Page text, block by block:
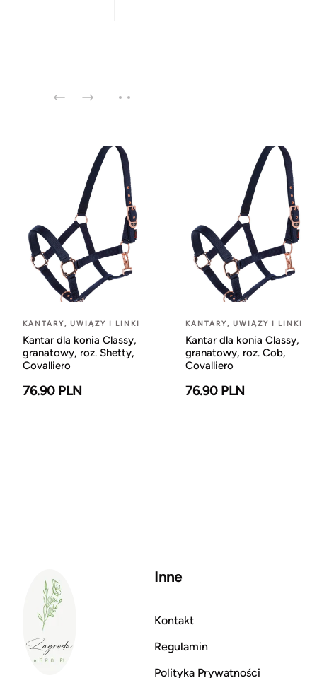
KANTARY, UWIĄZY I LINKI
Kantar dla konia Classy,
granatowy, roz. Shetty,
Covalliero
76.90 PLN
KANTARY, UWIĄZY I LINKI
Kantar dla konia Classy,
granatowy, roz. Cob,
Covalliero
76.90 PLN
Inne
Kontakt
Regulamin
Polityka Prywatności